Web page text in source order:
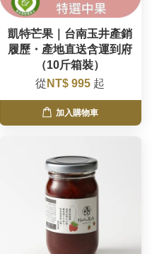
凱特芒果｜台南玉井產銷
履歷・產地直送含運到府
（10斤箱裝）
從 NT$ 995 起
加入購物車